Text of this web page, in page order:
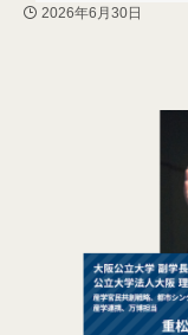
2026年6月30日